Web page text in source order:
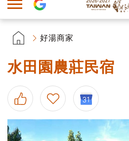
好湯商家
水田園農莊民宿